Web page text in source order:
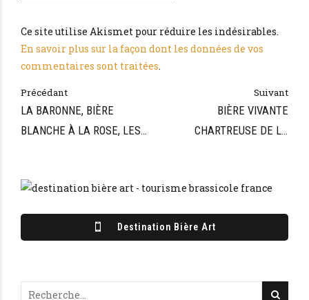
Ce site utilise Akismet pour réduire les indésirables.
En savoir plus sur la façon dont les données de vos
commentaires sont traitées.
Précédant
LA BARONNE, BIÈRE
BLANCHE À LA ROSE, LES
Suivant
BIÈRE VIVANTE
CHARTREUSE DE LA
Destination Bière Art